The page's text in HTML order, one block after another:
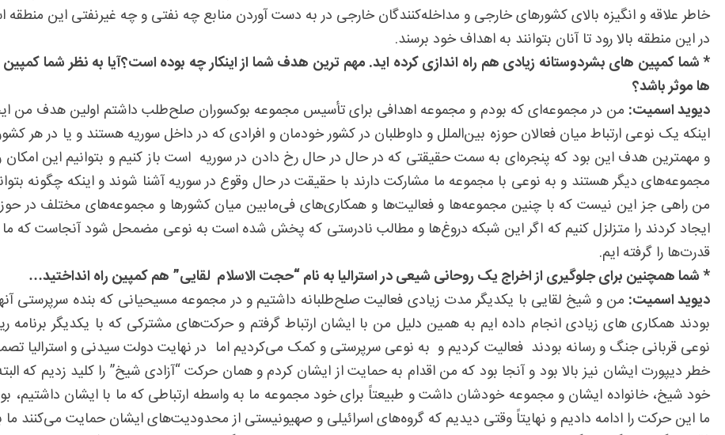
خاطر علاقه و انگیزه بالای کشورهای خارجی و مداخله‌کنندگان خارجی در به دست آوردن منابع چه نفتی و چه غیرنفتی این
در این منطقه بالا رود تا آنان بتوانند به اهداف خود برسند.
* شما کمپین های بشردوستانه زیادی هم راه اندازی کرده اید. مهم ترین هدف شما از اینکار چه بوده است؟آیا به نظر شما
ها موثر باشد؟
دیوید اسمیت: من در مجموعه‌ای که بودم و مجموعه اهدافی برای تأسیس مجموعه بوکسوران صلح‌طلب داشتم اولین هدف من
اینکه یک نوعی ارتباط میان فعالان حوزه بین‌الملل و داوطلبان در کشور خودمان و افرادی که در داخل سوریه هستند و یا در هر
و مهمترین هدف این بود که پنجره‌ای به سمت حقیقتی که در حال در حال رخ دادن در سوریه است باز کنیم و بتوانیم این امکان
مجموعه‌های دیگر هستند و به نوعی با مجموعه ما مشارکت دارند با حقیقت در حال وقوع در سوریه آشنا شوند و اینکه چگونه
من راهی جز این نیست که با چنین مجموعه‌ها و فعالیت‌ها و همکاری‌های فی‌مابین میان کشورها و مجموعه‌های مختلف در حوزه
ایجاد کردند را متزلزل کنیم که اگر این شبکه‌ دروغ‌ها و مطالب نادرستی که پخش شده است به نوعی مضمحل شود آنجاست که ما
قدرت‌ها را گرفته ایم.
* شما همچنین برای جلوگیری از اخراج یک روحانی شیعی در استرالیا به نام “حجت الاسلام لقایی” هم کمپین راه انداختید…
دیوید اسمیت: من و شیخ لقایی با یکدیگر مدت زیادی فعالیت صلح‌طلبانه داشتیم و در مجموعه مسیحیانی که بنده سرپرستی آنها
بودند همکاری های زیادی انجام داده ایم به همین دلیل من با ایشان ارتباط گرفتم و حرکت‌های مشترکی که با یکدیگر
نوعی قربانی جنگ و رسانه بودند فعالیت کردیم و به نوعی سرپرستی و کمک می‌کردیم اما در نهایت دولت سیدنی و استرالیا
خطر دیپورت ایشان نیز بالا بود و آنجا بود که من اقدام به حمایت از ایشان کردم و همان حرکت “آزادی شیخ” را کلید زدیم که
خود شیخ، خانواده ایشان و مجموعه‌ خودشان داشت و طبیعتاً برای خود مجموعه ما به واسطه ارتباطی که ما با ایشان داشتیم،
ما این حرکت را ادامه دادیم و نهایتاً وقتی دیدیم که گروه‌های اسرائیلی و صهیونیستی از محدودیت‌های ایشان حمایت می‌کنند